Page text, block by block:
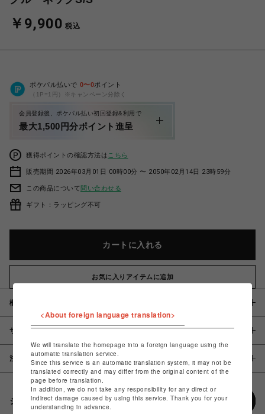
￥9,900 税込
ポケパル払いで 0〜0ポイント
（1P=1円）※キャンペーン分除く
会員登録後、ポケパル払い初回登録&利用で
最大1,500円分ポイント進呈
獲得ポイントの確認方法は こちら
販売期間 2026年03月01日 00時00分 〜 2050年02月14日 23時59分
この商品について問い合わせる
ギフト：ラッピング不可
カートに入れる
お気に入りアイテムに追加
概要
サイズ
注意事項
シェアする
<About foreign language translation>
We will translate the homepage into a foreign language using the
automatic translation service.
Since this service is an automatic translation system, it may not be
translated correctly and may differ from the original content of the
page before translation.
In addition, we do not take any responsibility for any direct or
indirect damage caused by using this service. Thank you for your
understanding in advance.